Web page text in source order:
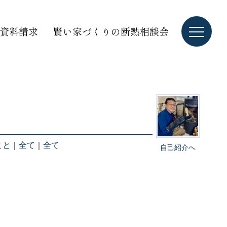
資料請求 賢い家づくりの断熱相談会
自己紹介へ
全て 全て